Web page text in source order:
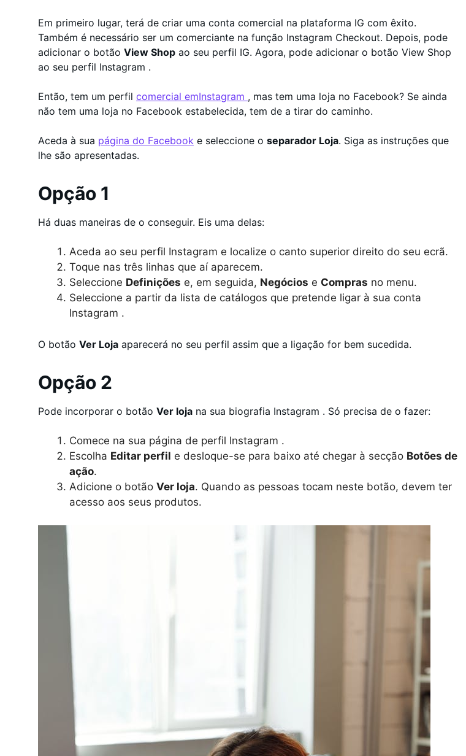
Em primeiro lugar, terá de criar uma conta comercial na plataforma IG com êxito.
Também é necessário ser um comerciante na função Instagram Checkout. Depois, pode
adicionar o botão View Shop ao seu perfil IG. Agora, pode adicionar o botão View Shop
ao seu perfil Instagram .
Então, tem um perfil comercial emInstagram , mas tem uma loja no Facebook? Se ainda
não tem uma loja no Facebook estabelecida, tem de a tirar do caminho.
Aceda à sua página do Facebook e seleccione o separador Loja. Siga as instruções que
lhe são apresentadas.
Opção 1
Há duas maneiras de o conseguir. Eis uma delas:
Aceda ao seu perfil Instagram e localize o canto superior direito do seu ecrã.
Toque nas três linhas que aí aparecem.
Seleccione Definições e, em seguida, Negócios e Compras no menu.
Seleccione a partir da lista de catálogos que pretende ligar à sua conta
Instagram .
O botão Ver Loja aparecerá no seu perfil assim que a ligação for bem sucedida.
Opção 2
Pode incorporar o botão Ver loja na sua biografia Instagram . Só precisa de o fazer:
Comece na sua página de perfil Instagram .
Escolha Editar perfil e desloque-se para baixo até chegar à secção Botões de
ação.
Adicione o botão Ver loja. Quando as pessoas tocam neste botão, devem ter
acesso aos seus produtos.